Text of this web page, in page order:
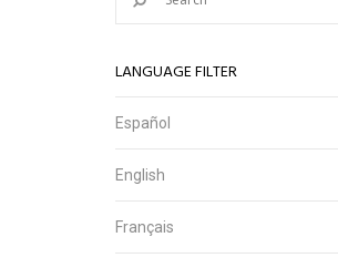
LANGUAGE FILTER
Español
English
Français